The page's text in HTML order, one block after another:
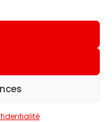
ET CONTACT